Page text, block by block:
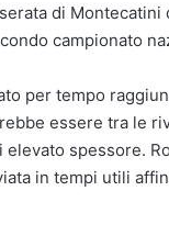
di
campionato
per tempo
essere tra le
spessore.
in tempi utili